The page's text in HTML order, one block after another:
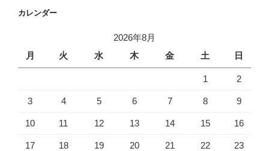
カレンダー
2026年8月
月
火 水 木 金 土 日
1 2
3 4 5 6 7 8 9
10 11 12 13 14 15 16
17 18 19 20 21 22 23